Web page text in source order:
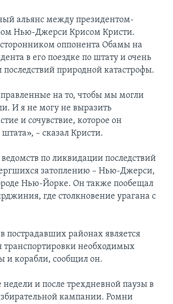
альянс между президентом-
Нью-Джерси Крисом Кристи.
оппонента Обамы на
в его поездке по штату и очень
природной катастрофы.
на то, чтобы мы могли
И я не могу не выразить
и сочувствие, которое он
– сказал Кристи.
по ликвидации последствий
затоплению – Нью-Джерси,
Нью-Йорке. Он также пообещал
где столкновение урагана с
пострадавших районах является
транспортировки необходимых
и корабли, сообщил он.
и после трехдневной паузы в
кампании. Ромни